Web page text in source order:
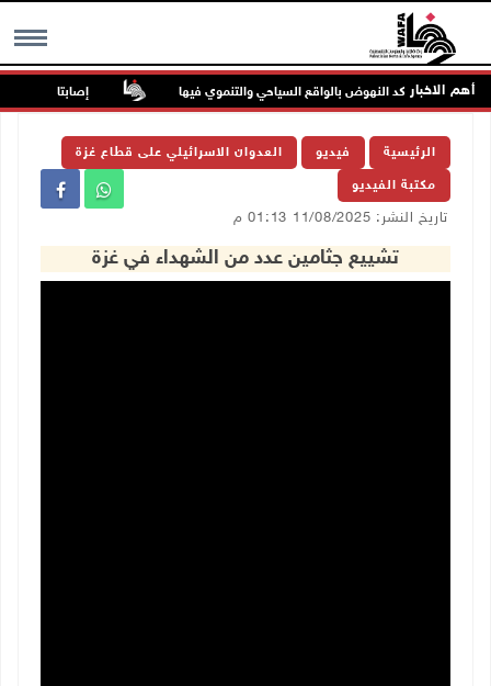
MENU أهم الاخبار
لحم ويؤكد النهوض بالواقع السياحي والتنموي فيها إصابتان في هجوم
الرئيسية فيديو العدوان الاسرائيلي على قطاع غزة
مكتبة الفيديو
تاريخ النشر: 11/08/2025 01:13 م
تشييع جثامين عدد من الشهداء في غزة